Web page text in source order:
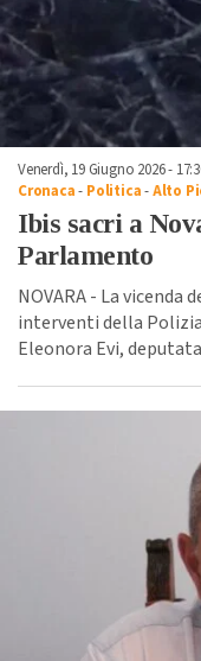
Venerdì, 19 Giugno 2026 -
Cronaca- Politica-Alto
Ibis sacri a
Parlamento
NOVARA - La vicenda
interventi della
Eleonora Evi,